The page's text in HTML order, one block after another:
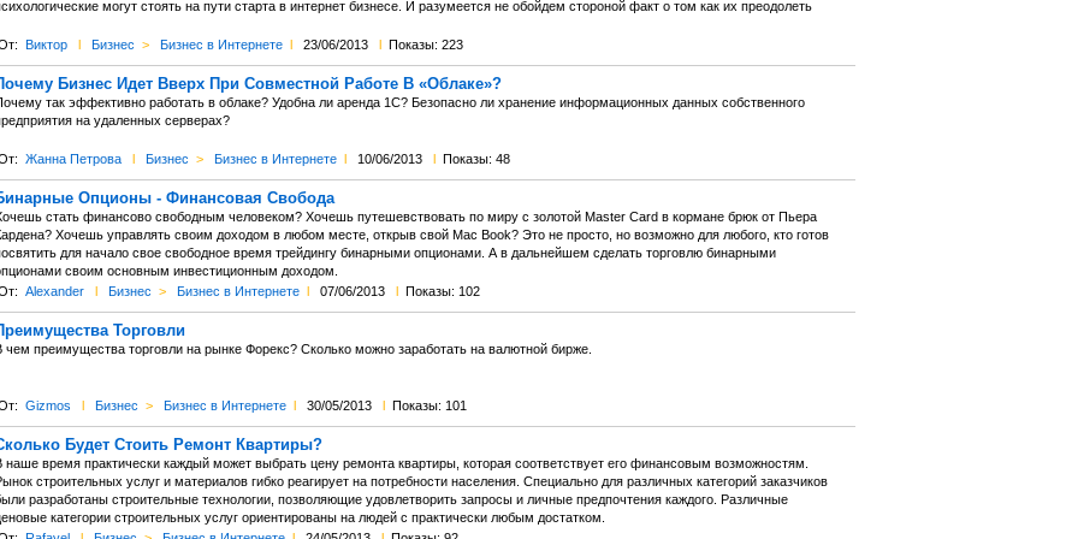
могут стоять на пути старта в интернет бизнесе. И разумеется не обойдем стороной факт о том как их преодолеть
Виктор l Бизнес > Бизнес в Интернете l 23/06/2013 l Показы: 223
Бизнес Идет Вверх При Совместной Работе В «Облаке»?
так эффективно работать в облаке? Удобна ли аренда 1С? Безопасно ли хранение информационных данных собственного
на удаленных серверах?
Жанна Петрова l Бизнес > Бизнес в Интернете l 10/06/2013 l Показы: 48
Опционы - Финансовая Свобода
стать финансово свободным человеком? Хочешь путешевствовать по миру с золотой Master Card в кормане брюк от Пьера
Хочешь управлять своим доходом в любом месте, открыв свой Mac Book? Это не просто, но возможно для любого, кто готов
для начало свое свободное время трейдингу бинарными опционами. А в дальнейшем сделать торговлю бинарными
своим основным инвестиционным доходом.
Alexander l Бизнес > Бизнес в Интернете l 07/06/2013 l Показы: 102
Торговли
чем преимущества торговли на рынке Форекс? Сколько можно заработать на валютной бирже.
Gizmos l Бизнес > Бизнес в Интернете l 30/05/2013 l Показы: 101
Будет Стоить Ремонт Квартиры?
наше время практически каждый может выбрать цену ремонта квартиры, которая соответствует его финансовым возможностям.
строительных услуг и материалов гибко реагирует на потребности населения. Специально для различных категорий заказчиков
разработаны строительные технологии, позволяющие удовлетворить запросы и личные предпочтения каждого. Различные
категории строительных услуг ориентированы на людей с практически любым достатком.